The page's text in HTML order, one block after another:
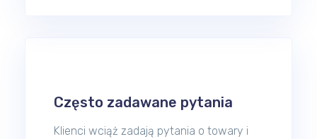
Często zadawane pytania
Klienci wciąż zadają pytania o towary i